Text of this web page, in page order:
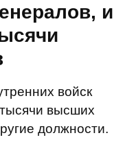
и
войск
высших
должности.